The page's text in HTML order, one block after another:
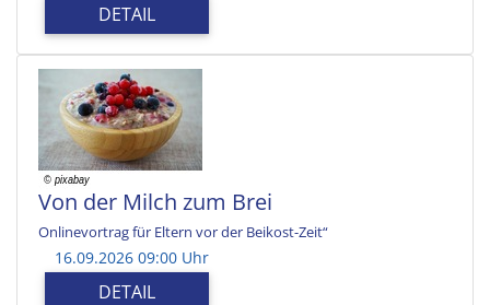
DETAIL
Von der Milch zum Brei
Onlinevortrag für Eltern vor der Beikost-Zeit“
16.09.2026 09:00 Uhr
DETAIL